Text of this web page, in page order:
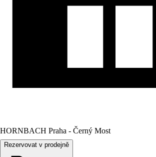
HORNBACH Praha - Černý Most
Rezervovat v prodejně